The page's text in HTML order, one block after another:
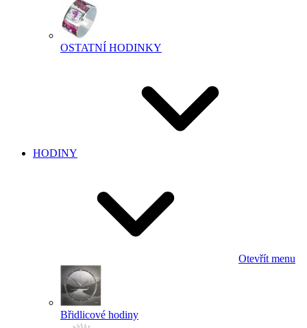
OSTATNÍ HODINKY
HODINY
Otevřít menu
Břidlicové hodiny